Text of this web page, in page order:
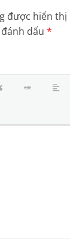
được hiển thị
dấu*